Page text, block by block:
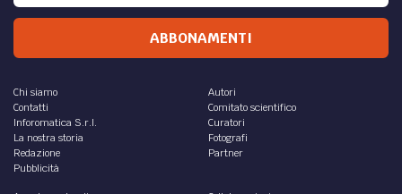
ABBONAMENTI
Chi siamo
Contatti
Inforomatica S.r.l.
La nostra storia
Redazione
Pubblicità
Autori
Comitato scientifico
Curatori
Fotografi
Partner